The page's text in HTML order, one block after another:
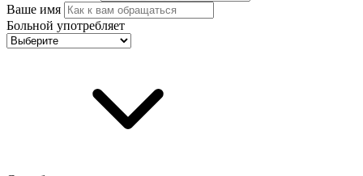
Ваше имя
Больной употребляет